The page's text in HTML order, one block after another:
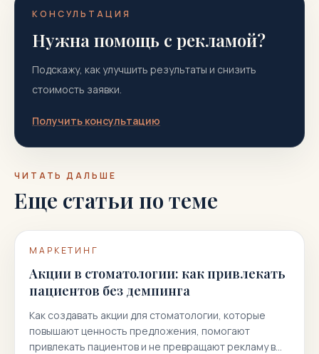
КОНСУЛЬТАЦИЯ
Нужна помощь с рекламой?
Подскажу, как улучшить результаты и снизить
стоимость заявки.
Получить консультацию
ЧИТАТЬ ДАЛЬШЕ
Еще статьи по теме
МАРКЕТИНГ
Акции в стоматологии: как привлекать
пациентов без демпинга
Как создавать акции для стоматологии, которые
повышают ценность предложения, помогают
привлекать пациентов и не превращают рекламу в